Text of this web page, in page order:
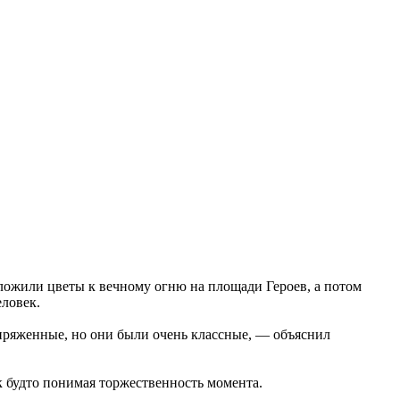
цветы к вечному огню на площади Героев, а потом
но они были очень классные, — объяснил
понимая торжественность момента.